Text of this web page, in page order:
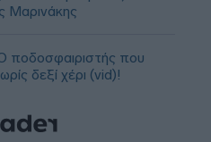
Μαρινάκης
ποδοσφαιριστής που
δεξί χέρι (vid)!